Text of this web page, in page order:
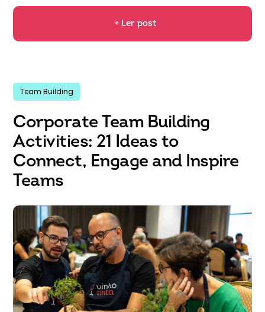
+ Ler post
Team Building
Corporate Team Building
Activities: 21 Ideas to
Connect, Engage and Inspire
Teams